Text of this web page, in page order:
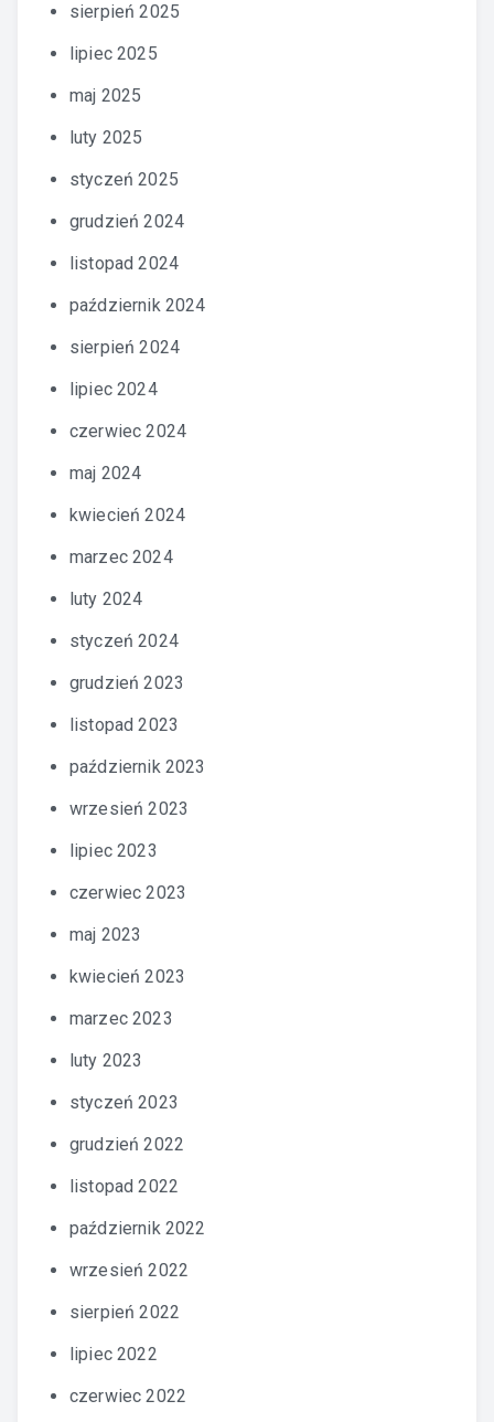
sierpień 2025
lipiec 2025
maj 2025
luty 2025
styczeń 2025
grudzień 2024
listopad 2024
październik 2024
sierpień 2024
lipiec 2024
czerwiec 2024
maj 2024
kwiecień 2024
marzec 2024
luty 2024
styczeń 2024
grudzień 2023
listopad 2023
październik 2023
wrzesień 2023
lipiec 2023
czerwiec 2023
maj 2023
kwiecień 2023
marzec 2023
luty 2023
styczeń 2023
grudzień 2022
listopad 2022
październik 2022
wrzesień 2022
sierpień 2022
lipiec 2022
czerwiec 2022